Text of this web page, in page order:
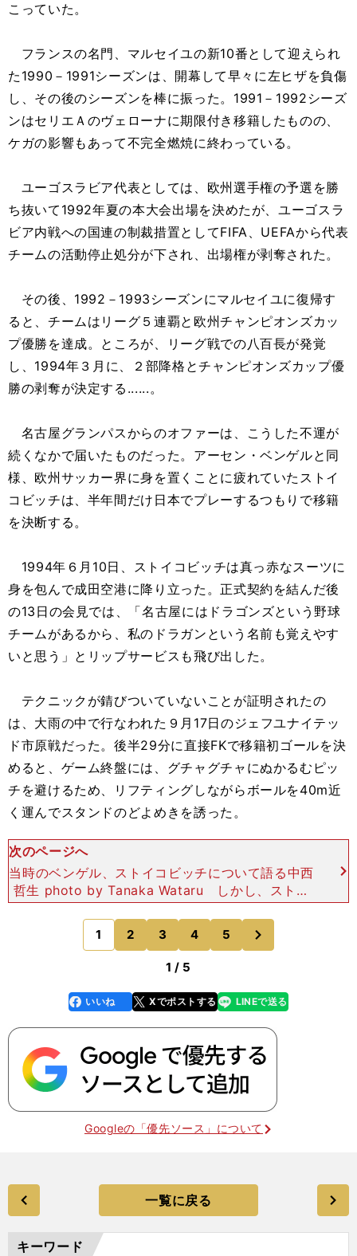
こっていた。
フランスの名門、マルセイユの新10番として迎えられ
た1990－1991シーズンは、開幕して早々に左ヒザを負傷
し、その後のシーズンを棒に振った。1991－1992シーズ
ンはセリエＡのヴェローナに期限付き移籍したものの、
ケガの影響もあって不完全燃焼に終わっている。
ユーゴスラビア代表としては、欧州選手権の予選を勝
ち抜いて1992年夏の本大会出場を決めたが、ユーゴスラ
ビア内戦への国連の制裁措置としてFIFA、UEFAから代表
チームの活動停止処分が下され、出場権が剥奪された。
その後、1992－1993シーズンにマルセイユに復帰す
ると、チームはリーグ５連覇と欧州チャンピオンズカッ
プ優勝を達成。ところが、リーグ戦での八百長が発覚
し、1994年３月に、２部降格とチャンピオンズカップ優
勝の剥奪が決定する......。
名古屋グランパスからのオファーは、こうした不運が
続くなかで届いたものだった。アーセン・ベンゲルと同
様、欧州サッカー界に身を置くことに疲れていたストイ
コビッチは、半年間だけ日本でプレーするつもりで移籍
を決断する。
1994年６月10日、ストイコビッチは真っ赤なスーツに
身を包んで成田空港に降り立った。正式契約を結んだ後
の13日の会見では、「名古屋にはドラゴンズという野球
チームがあるから、私のドラガンという名前も覚えやす
いと思う」とリップサービスも飛び出した。
テクニックが錆びついていないことが証明されたの
は、大雨の中で行なわれた９月17日のジェフユナイテッ
ド市原戦だった。後半29分に直接FKで移籍初ゴールを決
めると、ゲーム終盤には、グチャグチャにぬかるむピッ
チを避けるため、リフティングしながらボールを40m近
く運んでスタンドのどよめきを誘った。
次のページへ
当時のベンゲル、ストイコビッチについて語る中西
哲生 photo by Tanaka Wataru しかし、ストイ
コビッチは低迷するチームの救世主にはなれなかっ
た。ゴードン・ミルンが指揮を執るチームは戦
1 2 3 4 5
のページへ
1 / 5
faceboo
k
いいね Xでポストする
line LINEで送る
Googleの「優先ソース」について
一覧に戻る
キーワード